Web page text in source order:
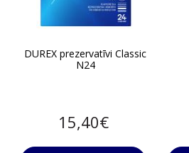
DUREX prezervatīvi Classic
N24
15,40€